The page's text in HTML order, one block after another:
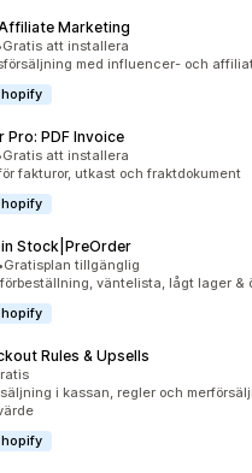
Marketing
totalt
Gratis att installera
med influencer- och
Pro: PDF Invoice
totalt
Gratis att installera
fakturor, utkast och fraktdokument
Stock|PreOrder
totalt
•Gratisplan tillgänglig
väntelista, lågt lager &
Rules & Upsells
totalt
i kassan, regler och